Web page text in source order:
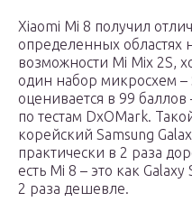
Xiaomi Mi 8 получил
определенных областях
возможности Mi Mix 2S,
один набор микросхем –
оценивается в 99
по тестам DxOMark.
корейский Samsung
практически в 2 раза
есть Mi 8 – это как
2 раза дешевле.